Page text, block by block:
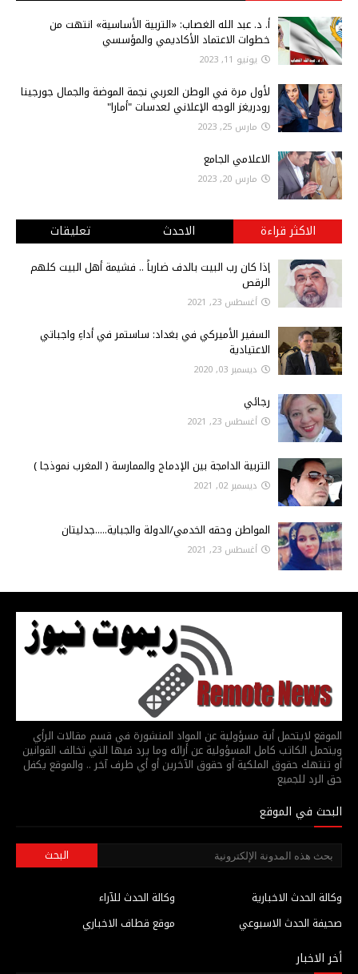
أ‌. د. عبد الله الغصاب: «التربية الأساسية» انتهت من
خطوات الاعتماد الأكاديمي والمؤسسي
يونيو 11, 2023
لأول مرة في الوطن العربي نجمة الموضة والجمال جورجينا
رودريغز الوجه الإعلاني لعدسات "أمارا"
مارس 25, 2023
الاعلامي الجامع
مارس 20, 2023
الاكثر قراءة الاحدث تعليقات
إذا كان رب البيت بالدف ضارباً .. فشيمة أهل البيت كلهم
الرقص
أغسطس 23, 2021
السفير الأميركي في بغداد: ساستمر في أداءِ واجباتي
الاعتيادية
ديسمبر 03, 2020
رجائي
أغسطس 23, 2021
التربية الدامجة بين الإدماج والممارسة ( المغرب نموذجا )
ديسمبر 02, 2021
المواطن وحقه الخدمي/الدولة والجباية.....جدليتان
أغسطس 23, 2021
الموقع لايتحمل أية مسؤولية عن المواد المنشورة في قسم مقالات الرأي
ويتحمل الكاتب كامل المسؤولية عن أرائه وما يرد فيها التي تخالف القوانين
أو تنتهك حقوق الملكية أو حقوق الآخرين أو أي طرف آخر .. والموقع يكفل
حق الرد للجميع
البحث في الموقع
وكالة الحدث للآراء
وكالة الحدث الاخبارية
موقع قطاف الاخباري
صحيفة الحدث الاسبوعي
أخر الاخبار